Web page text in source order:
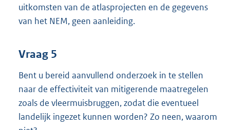
uitkomsten van de atlasprojecten en de gegevens
van het NEM, geen aanleiding.
Vraag 5
Bent u bereid aanvullend onderzoek in te stellen
naar de effectiviteit van mitigerende maatregelen
zoals de vleermuisbruggen, zodat die eventueel
landelijk ingezet kunnen worden? Zo neen, waarom